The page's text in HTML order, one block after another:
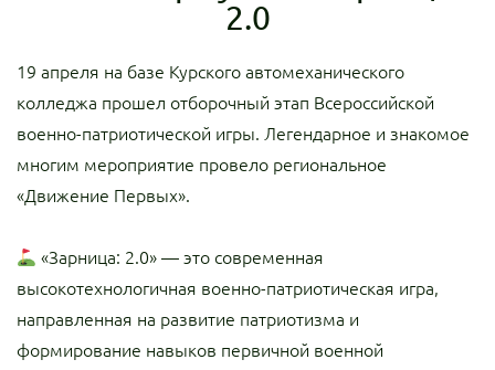
2.0
19 апреля на базе Курского автомеханического
колледжа прошел отборочный этап Всероссийской
военно-патриотической игры. Легендарное и знакомое
многим мероприятие провело региональное
«Движение Первых».
«Зарница: 2.0» — это современная
высокотехнологичная военно-патриотическая игра,
направленная на развитие патриотизма и
формирование навыков первичной военной